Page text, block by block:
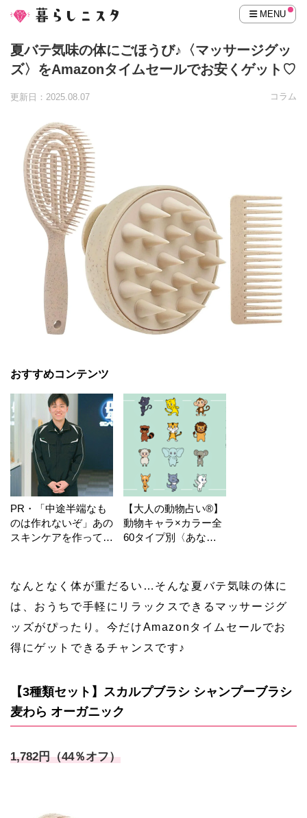
MENU
夏バテ気味の体にごほうび♪〈マッサージグッ
ズ〉をAmazonタイムセールでお安くゲット♡
更新日：2025.08.07 コラム
おすすめコンテンツ
PR・「中途半端なも
のは作れないぞ」あの
スキンケアを作ってい
【大人の動物占い®】
動物キャラ×カラー全
60タイプ別〈あなた
なんとなく体が重だるい…そんな夏バテ気味の体に
は、おうちで手軽にリラックスできるマッサージグ
ッズがぴったり。今だけAmazonタイムセールでお
得にゲットできるチャンスです♪
【3種類セット】スカルプブラシ シャンプーブラシ
麦わら オーガニック
1,782円（44％オフ）